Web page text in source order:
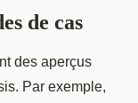
de cas
des aperçus
Par exemple,